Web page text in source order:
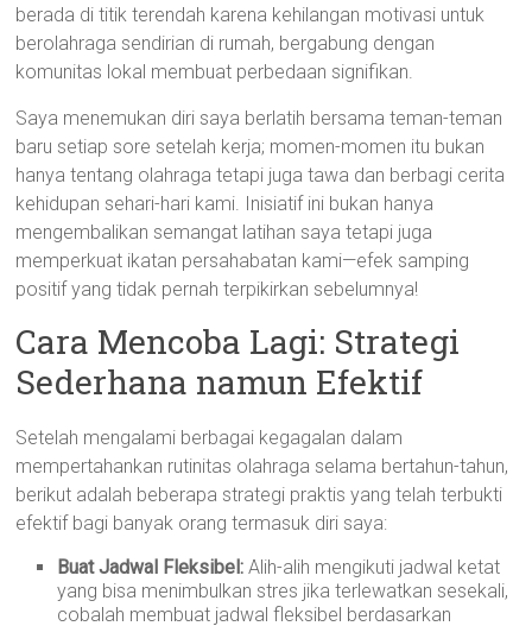
berada di titik terendah karena kehilangan motivasi untuk
berolahraga sendirian di rumah, bergabung dengan
komunitas lokal membuat perbedaan signifikan.
Saya menemukan diri saya berlatih bersama teman-teman
baru setiap sore setelah kerja; momen-momen itu bukan
hanya tentang olahraga tetapi juga tawa dan berbagi cerita
kehidupan sehari-hari kami. Inisiatif ini bukan hanya
mengembalikan semangat latihan saya tetapi juga
memperkuat ikatan persahabatan kami—efek samping
positif yang tidak pernah terpikirkan sebelumnya!
Cara Mencoba Lagi: Strategi
Sederhana namun Efektif
Setelah mengalami berbagai kegagalan dalam
mempertahankan rutinitas olahraga selama bertahun-tahun,
berikut adalah beberapa strategi praktis yang telah terbukti
efektif bagi banyak orang termasuk diri saya:
Buat Jadwal Fleksibel: Alih-alih mengikuti jadwal ketat
yang bisa menimbulkan stres jika terlewatkan sesekali,
cobalah membuat jadwal fleksibel berdasarkan